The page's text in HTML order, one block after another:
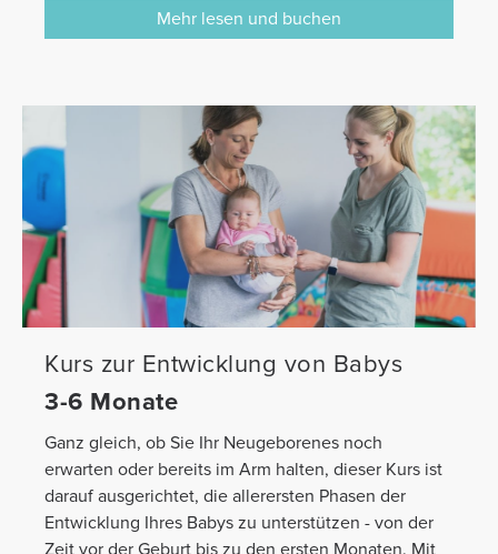
Mehr lesen und buchen
Kurs zur Entwicklung von Babys
3-6 Monate
Ganz gleich, ob Sie Ihr Neugeborenes noch
erwarten oder bereits im Arm halten, dieser Kurs ist
darauf ausgerichtet, die allerersten Phasen der
Entwicklung Ihres Babys zu unterstützen - von der